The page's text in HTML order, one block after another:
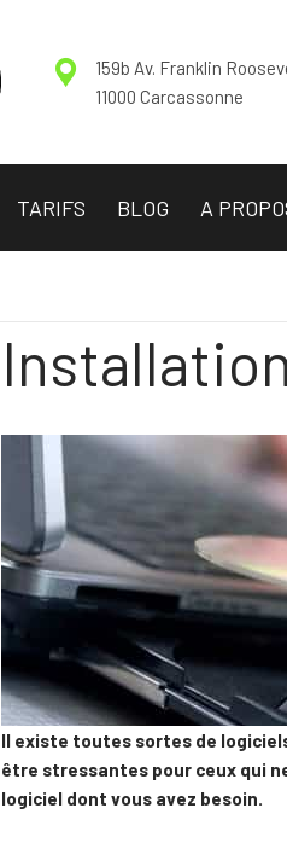
159b Av. Franklin
11000 Carcassonne
TARIFS BLOG A
Installation
Il existe toutes sortes de
être stressantes pour ceux qui
logiciel dont vous avez besoin.